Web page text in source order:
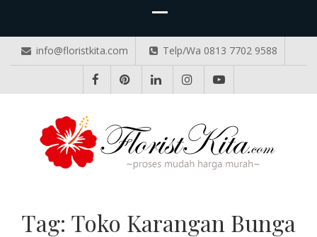
info@floristkita.com Telp/Wa 0813 7702 9588
Tag: Toko Karangan Bunga